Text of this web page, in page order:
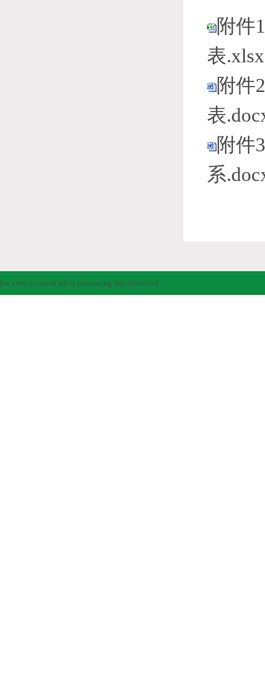
附件
表.xlsx
附件
表
附件
系
[an error occurred while processing this directive]